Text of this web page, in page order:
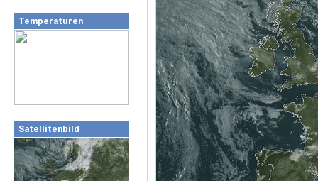
Temperaturen
Satellitenbild